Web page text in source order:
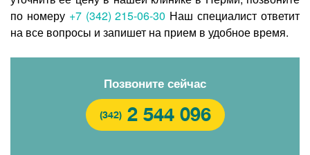
по номеру +7 (342) 215-06-30 Наш специалист ответит
на все вопросы и запишет на прием в удобное время.
Позвоните сейчас
(342) 2 544 096